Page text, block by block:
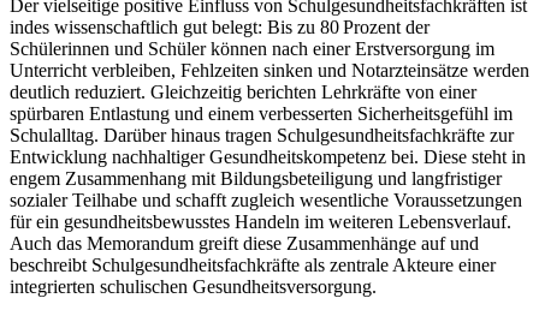
Der vielseitige positive Einfluss von Schulgesundheitsfachkräften ist
indes wissenschaftlich gut belegt: Bis zu 80 Prozent der
Schülerinnen und Schüler können nach einer Erstversorgung im
Unterricht verbleiben, Fehlzeiten sinken und Notarzteinsätze werden
deutlich reduziert. Gleichzeitig berichten Lehrkräfte von einer
spürbaren Entlastung und einem verbesserten Sicherheitsgefühl im
Schulalltag. Darüber hinaus tragen Schulgesundheitsfachkräfte zur
Entwicklung nachhaltiger Gesundheitskompetenz bei. Diese steht in
engem Zusammenhang mit Bildungsbeteiligung und langfristiger
sozialer Teilhabe und schafft zugleich wesentliche Voraussetzungen
für ein gesundheitsbewusstes Handeln im weiteren Lebensverlauf.
Auch das Memorandum greift diese Zusammenhänge auf und
beschreibt Schulgesundheitsfachkräfte als zentrale Akteure einer
integrierten schulischen Gesundheitsversorgung.